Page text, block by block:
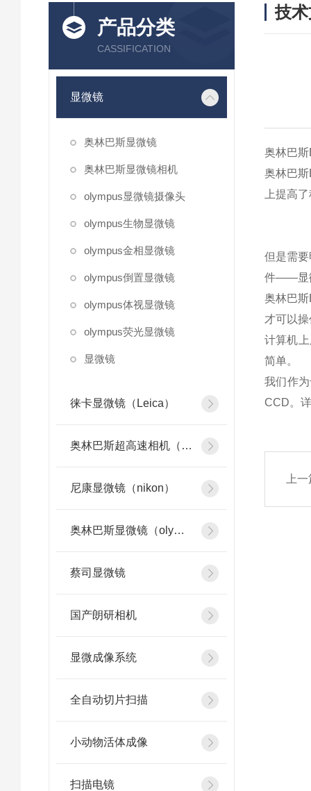
产品分类
CASSIFICATION
显微镜
奥林巴斯显微镜
奥林巴斯显微镜相机
olympus显微镜摄像头
olympus生物显微镜
olympus金相显微镜
olympus倒置显微镜
olympus体视显微镜
olympus荧光显微镜
显微镜
徕卡显微镜（Leica）
奥林巴斯超高速相机（olympus）
尼康显微镜（nikon）
奥林巴斯显微镜（olympus）
蔡司显微镜
国产朗研相机
显微成像系统
全自动切片扫描
小动物活体成像
扫描电镜
技
奥林巴
奥林巴
上提高
但是需
件——显
奥林巴
才可以
计算机
简单。
我们作
CCD。
上